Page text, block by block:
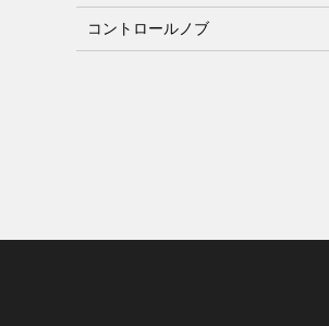
コントロールノブ